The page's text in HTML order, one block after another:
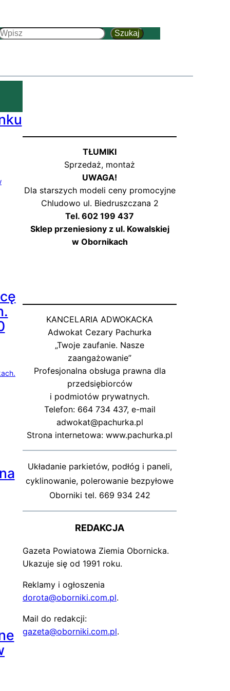
Szukaj
TŁUMIKI
Sprzedaż, montaż
UWAGA!
Dla starszych modeli ceny promocyjne
Chludowo ul. Biedruszczana 2
Tel. 602 199 437
Sklep przeniesiony z ul. Kowalskiej
w Obornikach
KANCELARIA ADWOKACKA
Adwokat Cezary Pachurka
„Twoje zaufanie. Nasze
zaangażowanie”
Profesjonalna obsługa prawna dla
przedsiębiorców
i podmiotów prywatnych.
Telefon: 664 734 437, e-mail
adwokat@pachurka.pl
Strona internetowa: www.pachurka.pl
Układanie parkietów, podłóg i paneli,
cyklinowanie, polerowanie bezpyłowe
Oborniki tel. 669 934 242
REDAKCJA
Gazeta Powiatowa Ziemia Obornicka.
Ukazuje się od 1991 roku.
Reklamy i ogłoszenia
dorota@oborniki.com.pl.
Mail do redakcji:
gazeta@oborniki.com.pl.